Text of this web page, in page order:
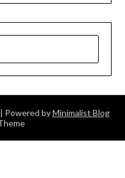
| Powered byMinimalist Blog